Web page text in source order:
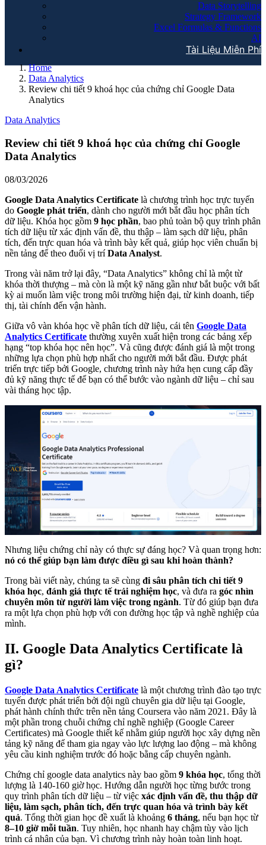
Data Storytelling
Strategy Framework
Excel Formulas & Functions
AI
Tài Liệu Miễn Phí
Home
Data Analytics
Review chi tiết 9 khoá học của chứng chỉ Google Data
Analytics
Data Analytics
Review chi tiết 9 khoá học của chứng chỉ Google
Data Analytics
08/03/2026
Google Data Analytics Certificate là chương trình học trực tuyến
do Google phát triển, dành cho người mới bắt đầu học phân tích
dữ liệu. Khóa học gồm 9 học phần, bao phủ toàn bộ quy trình phân
tích dữ liệu từ xác định vấn đề, thu thập – làm sạch dữ liệu, phân
tích, đến trực quan hóa và trình bày kết quả, giúp học viên chuẩn bị
nền tảng để theo đuổi vị tríData Analyst.
Trong vài năm trở lại đây, “Data Analytics” không chỉ là một từ
khóa thời thượng – mà còn là một kỹ năng gần như bắt buộc với bất
kỳ ai muốn làm việc trong môi trường hiện đại, từ kinh doanh, tiếp
thị, tài chính đến vận hành.
Giữa vô vàn khóa học về phân tích dữ liệu, cái tên Google Data
Analytics Certificate thường xuyên xuất hiện trong các bảng xếp
hạng “top khóa học nên học”. Và cũng được đánh giá là một trong
những lựa chọn phù hợp nhất cho người mới bắt đầu. Được phát
triển trực tiếp bởi Google, chương trình này hứa hẹn cung cấp đầy
đủ kỹ năng thực tế để bạn có thể bước vào ngành dữ liệu – chỉ sau
vài tháng học tập.
Nhưng liệu chứng chỉ này có thực sự đáng học? Và quan trọng hơn:
nó có thể giúp bạn làm được điều gì sau khi hoàn thành?
Trong bài viết này, chúng ta sẽ cùng đi sâu phân tích chi tiết 9
khóa học, đánh giá thực tế trải nghiệm học, và đưa ra góc nhìn
chuyên môn từ người làm việc trong ngành. Từ đó giúp bạn đưa
ra một lựa chọn phù hợp với con đường học tập và nghề nghiệp của
mình.
II. Google Data Analytics Certificate là
gì?
Google Data Analytics Certificate là một chương trình đào tạo trực
tuyến được phát triển bởi đội ngũ chuyên gia dữ liệu tại Google,
phát hành chính thức trên nền tảng Coursera vào năm 2021. Đây là
một phần trong chuỗi chứng chỉ nghề nghiệp (Google Career
Certificates) mà Google thiết kế nhằm giúp người học xây dựng nền
tảng kỹ năng để tham gia ngay vào lực lượng lao động – mà không
yêu cầu kinh nghiệm trước đó hoặc bằng cấp chuyên ngành.
Chứng chỉ google data analytics này bao gồm 9 khóa học, tổng thời
lượng là 140-160 giờ học. Hướng dẫn người học từng bước trong
quy trình phân tích dữ liệu – từ việc xác định vấn đề, thu thập dữ
liệu, làm sạch, phân tích, đến trực quan hóa và trình bày kết
quả. Tổng thời gian học đề xuất là khoảng 6 tháng, nếu bạn học từ
8–10 giờ mỗi tuần. Tuy nhiên, học nhanh hay chậm tùy vào lịch
trình cá nhân của bạn. Vì chương trình này hoàn toàn linh hoạt.